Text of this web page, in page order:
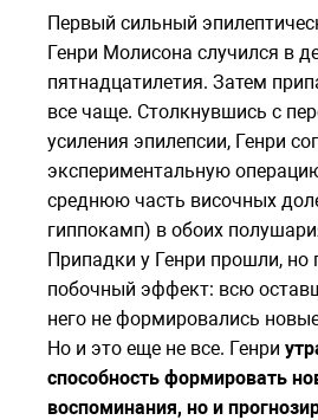
Первый сильный
Генри Молисона случился в
пятнадцатилетия. Затем
все чаще. Столкнувшись с
усиления эпилепсии, Генри
экспериментальную
среднюю часть височных
гиппокамп) в обоих
Припадки у Генри прошли, но
побочный эффект: всю
него не формировались
Но и это еще не все. Генри
способность формировать
воспоминания, но и